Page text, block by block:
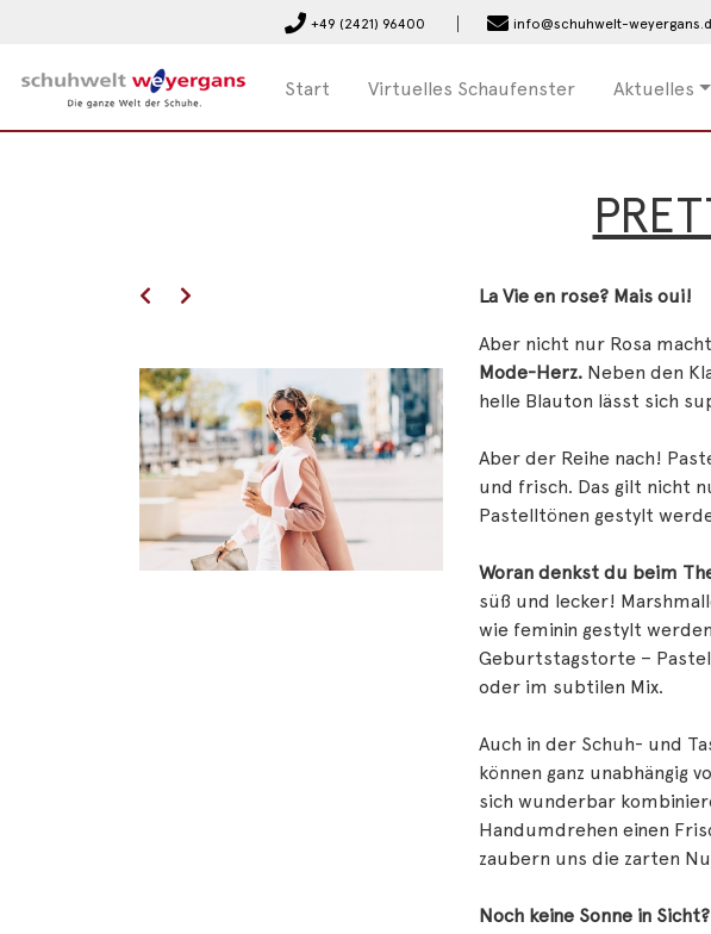
+49 (2421) 96400 info@schuhwelt-
Start Virtuelles Schaufenster Aktuelles
La Vie en rose? Mais oui!
Aber nicht nur Rosa
Mode-Herz. Neben den
helle Blauton lässt sich
Aber der Reihe nach!
und frisch. Das gilt nicht
Pastelltönen gestylt
Woran denkst du beim
süß und lecker!
wie feminin gestylt
Geburtstagstorte –
oder im subtilen Mix.
Auch in der Schuh- und
können ganz unabhängig
sich wunderbar
Handumdrehen einen
zaubern uns die zarten
Noch keine Sonne in